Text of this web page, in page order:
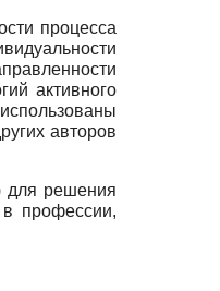
процесса
активного
авторов
для решения
профессии,